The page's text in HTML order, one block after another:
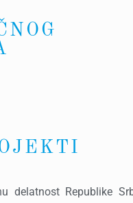
delatnost Republike